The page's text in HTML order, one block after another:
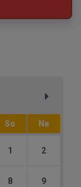
So Ne
1 2
8 9